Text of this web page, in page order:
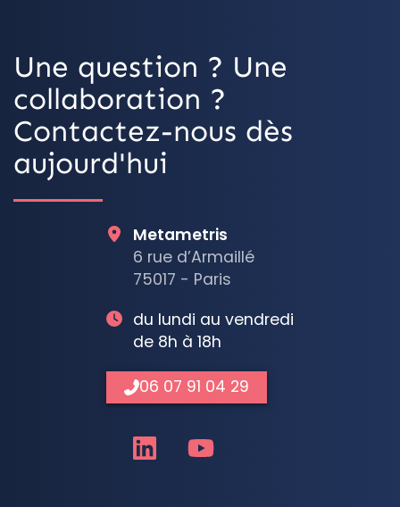
Une question ? Une
collaboration ?
Contactez-nous dès
aujourd'hui
Metametris
6 rue d’Armaillé
75017 - Paris
du lundi au vendredi
de 8h à 18h
06 07 91 04 29